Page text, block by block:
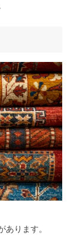
ります。